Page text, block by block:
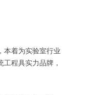
本着为实验室行业
程具实力品牌，